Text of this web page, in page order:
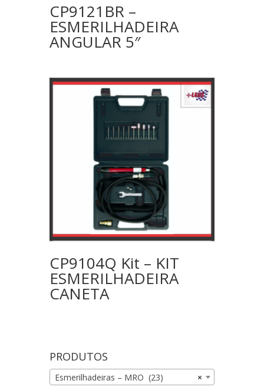
CP9121BR –
ESMERILHADEIRA
ANGULAR 5″
CP9104Q Kit – KIT
ESMERILHADEIRA
CANETA
PRODUTOS
×
Esmerilhadeiras – MRO (23)